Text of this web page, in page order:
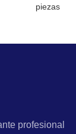
piezas
profesional